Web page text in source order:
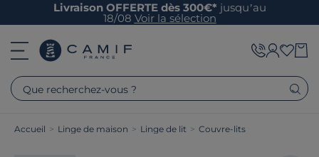
Livraison OFFERTE dès 300€* jusqu’au
18/08 Voir la sélection
Que recherchez-vous ?
Accueil > Linge de maison > Linge de lit > Couvre-lits